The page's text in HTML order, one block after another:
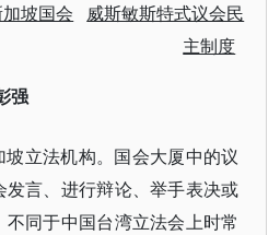
坡国会
威斯敏斯特式议会民
主制度
强
立法机构。国会大厦中的议
言、进行辩论、举手表决或
同于中国台湾立法会上时常